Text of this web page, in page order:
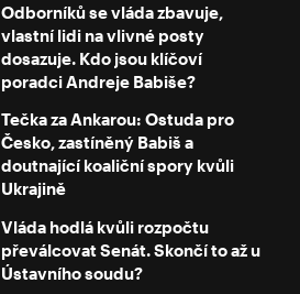
Odborníků se vláda zbavuje,
vlastní lidi na vlivné posty
dosazuje. Kdo jsou klíčoví
poradci Andreje Babiše?
Tečka za Ankarou: Ostuda pro
Česko, zastíněný Babiš a
doutnající koaliční spory kvůli
Ukrajině
Vláda hodlá kvůli rozpočtu
převálcovat Senát. Skončí to až u
Ústavního soudu?